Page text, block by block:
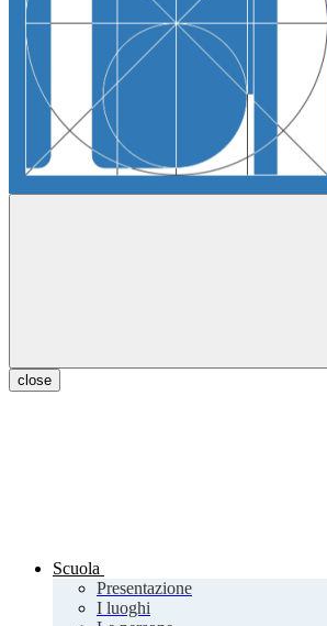
close
Scuola
Presentazione
I luoghi